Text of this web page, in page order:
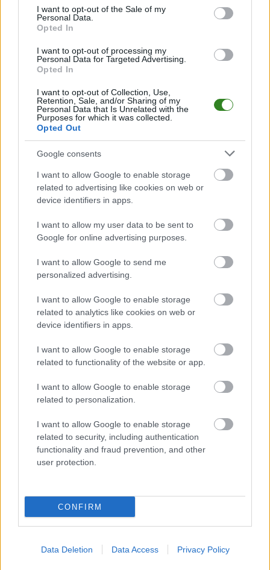
consent section.
I want to opt-out of the Sale of my
Personal Data.
Opted In
I want to opt-out of processing my
Personal Data for Targeted Advertising.
Opted In
I want to opt-out of Collection, Use,
Retention, Sale, and/or Sharing of my
Personal Data that Is Unrelated with the
Purposes for which it was collected.
Opted Out
Google consents
I want to allow Google to enable storage
related to advertising like cookies on web or
device identifiers in apps.
I want to allow my user data to be sent to
Google for online advertising purposes.
I want to allow Google to send me
personalized advertising.
I want to allow Google to enable storage
related to analytics like cookies on web or
device identifiers in apps.
I want to allow Google to enable storage
related to functionality of the website or app.
I want to allow Google to enable storage
related to personalization.
I want to allow Google to enable storage
related to security, including authentication
functionality and fraud prevention, and other
user protection.
CONFIRM
Data Deletion Data Access Privacy Policy
2026-08-05 20:27
Jhonier Villamoro
Becerra nowym
zawodnikiem
Ekoball Stali Sanok
⚠
Teraz komentarze są domyślnie ukryte, aby
poprawić komfort korzystania z serwisu. Kliknij
przycisk „Zobacz komentarze”, aby je wyświetlić i
NASTĘPNY ARTYKUŁ
2026-06-04 08:30
transmisja na żywo. Gdzie oglądać?
(04.06.2026)
Asseco Resovia Developres Rzeszów
Cellfast Wilki Krosno|
Texom Stal Rzeszów Stal Mielec Motor Lublin|
Stal Rzeszów| Stal Stalowa Wola | Wisła Kraków
Wieczysta Kraków Sandecja Nowy Sącz
Wisłoka Dębica
Mecze dziś|Wyniki LIVE|Transmisje
Polityka prywatności| Polecamy:pehasports.com|